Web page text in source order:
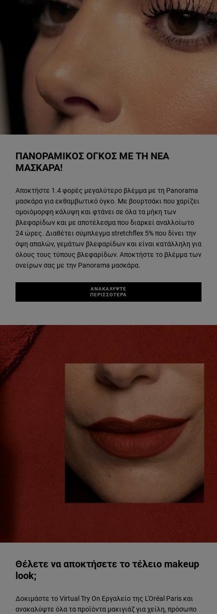
ΠΑΝΟΡΑΜΙΚΟΣ ΟΓΚΟΣ ΜΕ ΤΗ ΝΕΑ
ΜΑΣΚΑΡΑ!
Αποκτήστε 1.4 φορές μεγαλύτερο βλέμμα με τη Panorama
μασκάρα για εκθαμβωτικό όγκο. Με βουρτσάκι που χαρίζει
ομοιόμορφη κάλυψη και φτάνει σε όλα τα μήκη των
βλεφαρίδων και με αποτέλεσμα που διαρκεί αναλλοίωτο
24 ώρες. Διαθέτει σύμπλεγμα stretchflex 5% που δίνει την
όψη απαλών, γεμάτων βλεφαρίδων και είναι κατάλληλη για
όλους τους τύπους βλεφαρίδων. Αποκτήστε το βλέμμα των
ονείρων σας με την Panorama μασκάρα.
ΑΝΑΚΑΛΥΨΤΕ
ΠΕΡΙΣΣΟΤΕΡΑ
Θέλετε να αποκτήσετε το τέλειο makeup
look;
Δοκιμάστε το Virtual Try On Εργαλείο της L'Oréal Paris και
ανακαλύψτε όλα τα προϊόντα μακιγιάζ για χείλη, πρόσωπο